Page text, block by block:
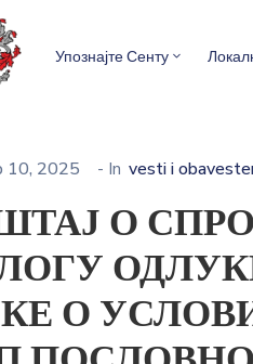
Упознајте Сенту
10, 2025 - In vesti i
О
О